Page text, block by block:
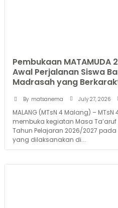
Pembukaan MATAMUDA
Awal Perjalanan Siswa
Madrasah yang
By matsanema July 27, 2026
MALANG (MTsN 4 Malang) –
membuka kegiatan Masa Ta’aruf
Tahun Pelajaran 2026/2027
yang dilaksanakan di...